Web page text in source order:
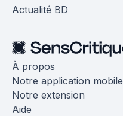
Actualité BD
À propos
Notre application mobile
Notre extension
Aide